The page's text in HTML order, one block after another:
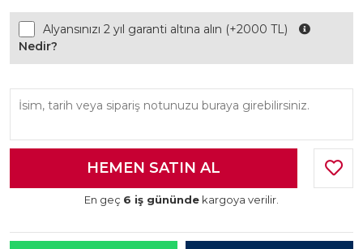
Alyansınızı 2 yıl garanti altına alın (+2000 TL)
Nedir?
En geç 6 iş gününde kargoya verilir.